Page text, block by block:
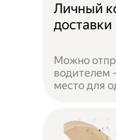
Личный
доставки
Можно
водителем
место для